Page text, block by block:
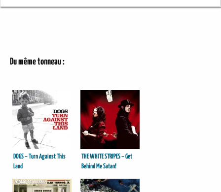
Du même tonneau :
DOGS – Turn Against This
Land
THE WHITE STRIPES – Get
Behind Me Satan!